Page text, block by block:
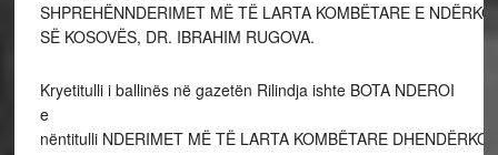
SHPREHËNNDERIMET MË TË LARTA KOMBËTARE E
SË KOSOVËS, DR. IBRAHIM RUGOVA.
Kryetitulli i ballinës në gazetën Rilindja ishte BOTA NDEROI
e
nëntitulli NDERIMET MË TË LARTA KOMBËTARE